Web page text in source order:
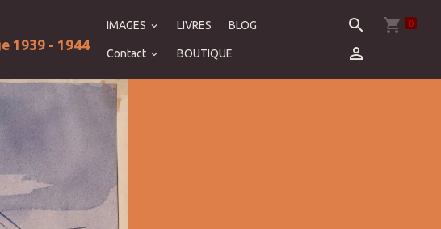
1939 - 1944
IMAGES LIVRES BLOG
Contact BOUTIQUE
0